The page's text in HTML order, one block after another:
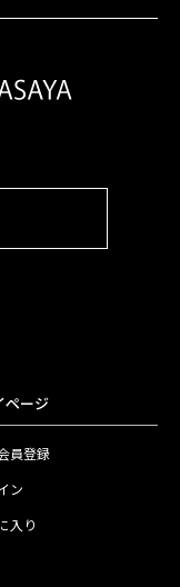
ページ
員登録
ン
入り